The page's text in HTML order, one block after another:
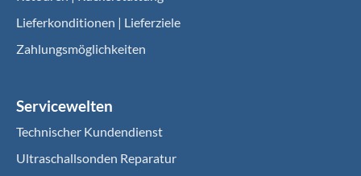
Lieferkonditionen | Lieferziele
Zahlungsmöglichkeiten
Servicewelten
Technischer Kundendienst
Ultraschallsonden Reparatur